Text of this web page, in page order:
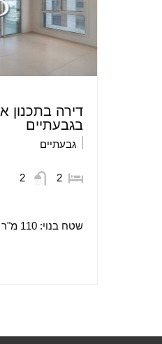
דירה בתכנון
בגבעתיים
גבעתיים
2
2
שטח בנוי: 110 מ"ר